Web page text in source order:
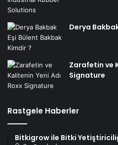
Derya
Zarafetin ve
Signature
Rastgele Haberler
Bitkigrow ile Bitki